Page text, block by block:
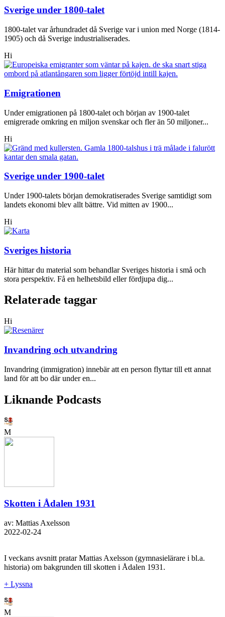
Sverige under 1800-talet
1800-talet var århundradet då Sverige var i union med Norge (1814-
1905) och då Sverige industrialiserades.
Hi
Emigrationen
Under emigrationen på 1800-talet och början av 1900-talet
emigrerade omkring en miljon svenskar och fler än 50 miljoner...
Hi
Sverige under 1900-talet
Under 1900-talets början demokratiserades Sverige samtidigt som
landets ekonomi blev allt bättre. Vid mitten av 1900...
Hi
Sveriges historia
Här hittar du material som behandlar Sveriges historia i små och
stora perspektiv. Få en helhetsbild eller fördjupa dig...
Relaterade taggar
Hi
Invandring och utvandring
Invandring (immigration) innebär att en person flyttar till ett annat
land för att bo där under en...
Liknande Podcasts
M
Skotten i Ådalen 1931
av: Mattias Axelsson
2022-02-24
I veckans avsnitt pratar Mattias Axelsson (gymnasielärare i bl.a.
historia) om bakgrunden till skotten i Ådalen 1931.
+ Lyssna
M